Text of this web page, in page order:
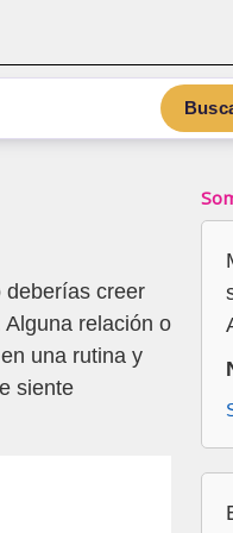
deberías creer
relación o
una rutina y
siente